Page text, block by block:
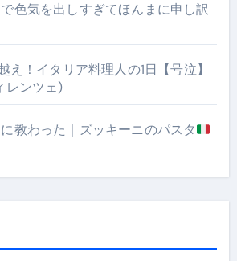
色気を出しすぎてほんまに申し訳
え！イタリア料理人の1日【号泣】
レンツェ)
教わった｜ズッキーニのパスタ